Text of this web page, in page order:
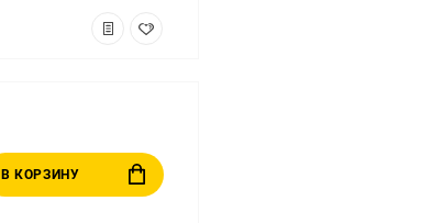
В КОРЗИНУ